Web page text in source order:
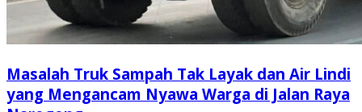
Masalah Truk Sampah Tak Layak dan Air Lindi
yang Mengancam Nyawa Warga di Jalan Raya